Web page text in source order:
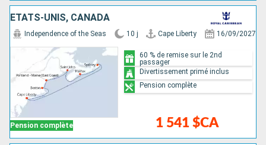
ÉTATS-UNIS, CANADA
Pension complète
Independence of the Seas 10 j Cape Liberty 16/09/2027
1 541 $CA
60 % de remise sur le 2nd
passager
Divertissement primé inclus
Pension complète